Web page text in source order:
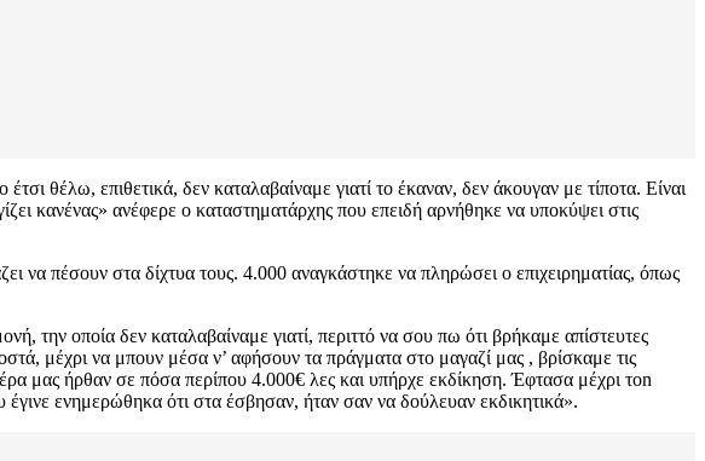
θέλω, επιθετικά, δεν καταλαβαίναμε γιατί το έκαναν, δεν άκουγαν με τίποτα. Είναι
κανένας» ανέφερε ο καταστηματάρχης που επειδή αρνήθηκε να υποκύψει στις
να πέσουν στα δίχτυα τους. 4.000 αναγκάστηκε να πληρώσει ο επιχειρηματίας, όπως
την οποία δεν καταλαβαίναμε γιατί, περιττό να σου πω ότι βρήκαμε απίστευτες
μέχρι να μπουν μέσα ν’ αφήσουν τα πράγματα στο μαγαζί μας , βρίσκαμε τις
μας ήρθαν σε πόσα περίπου 4.000€ λες και υπήρχε εκδίκηση. Έφτασα μέχρι τοn
ενημερώθηκα ότι στα έσβησαν, ήταν σαν να δούλευαν εκδικητικά».